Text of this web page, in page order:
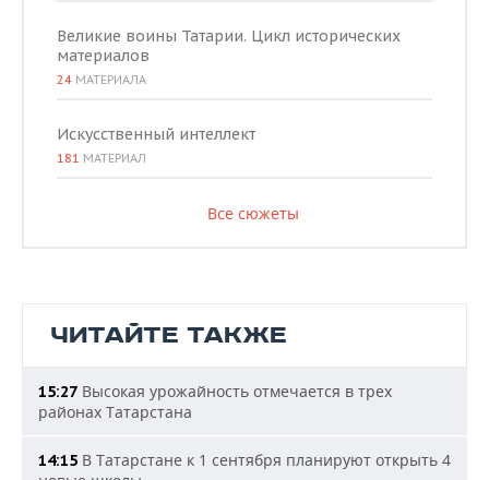
Великие воины Татарии. Цикл исторических
материалов
24 МАТЕРИАЛА
Искусственный интеллект
181 МАТЕРИАЛ
Все сюжеты
ЧИТАЙТЕ ТАКЖЕ
15:27 Высокая урожайность отмечается в трех
районах Татарстана
14:15 В Татарстане к 1 сентября планируют открыть 4